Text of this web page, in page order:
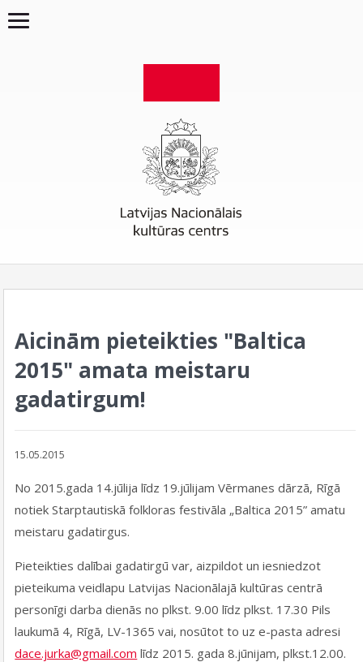
Aicinām pieteikties "Baltica
2015" amata meistaru
gadatirgum!
15.05.2015
No 2015.gada 14.jūlija līdz 19.jūlijam Vērmanes dārzā, Rīgā
notiek Starptautiskā folkloras festivāla „Baltica 2015” amatu
meistaru gadatirgus.
Pieteikties dalībai gadatirgū var, aizpildot un iesniedzot
pieteikuma veidlapu Latvijas Nacionālajā kultūras centrā
personīgi darba dienās no plkst. 9.00 līdz plkst. 17.30 Pils
laukumā 4, Rīgā, LV-1365 vai, nosūtot to uz e-pasta adresi
dace.jurka@gmail.com līdz 2015. gada 8.jūnijam, plkst.12.00.